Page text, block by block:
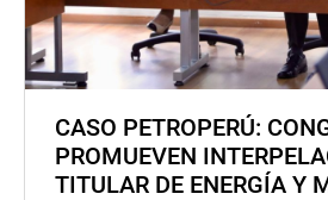
CASO PETROPERÚ:
PROMUEVEN
TITULAR DE ENERGÍA Y